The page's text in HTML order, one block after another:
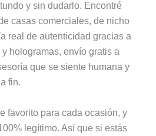
y sin dudarlo. Encontré
casas comerciales, de nicho
real de autenticidad gracias a
hologramas, envío gratis a
que se siente humana y
fin.
favorito para cada ocasión, y
legítimo. Así que si estás